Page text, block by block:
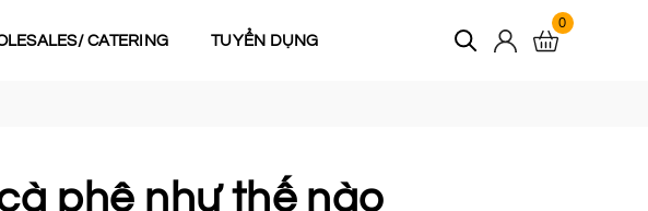
CATERING TUYỂN DỤNG
0
phê như thế nào